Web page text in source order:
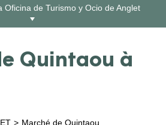
Oficina de Turismo y Ocio de Anglet
Quintaou à
Marché de Quintaou